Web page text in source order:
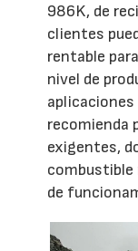
986K, de
clientes
rentable
nivel de
aplicaciones
recomienda
exigentes,
combustible
de